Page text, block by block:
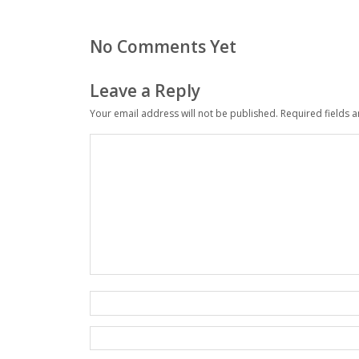
No Comments Yet
Leave a Reply
Your email address will not be published. Required fields